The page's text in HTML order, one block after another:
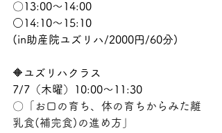
〇13:00～14:00
○14:10～15:10
(in助産院ユズリハ/2000円/60分)
🔶ユズリハクラス
7/7（木曜）10:00～11:30
〇「お口の育ち、体の育ちからみた離
乳食(補完食)の進め方」